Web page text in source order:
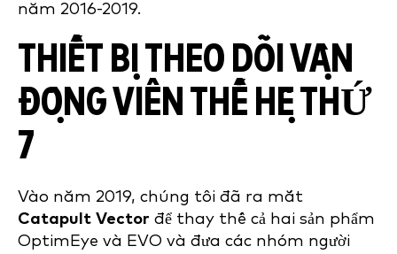
năm 2016-2019.
THIẾT BỊ THEO DÕI VẬN
ĐỘNG VIÊN THẾ HỆ THỨ
7
Vào năm 2019, chúng tôi đã ra mắt
Catapult Vector để thay thế cả hai sản phẩm
OptimEye và EVO và đưa các nhóm người